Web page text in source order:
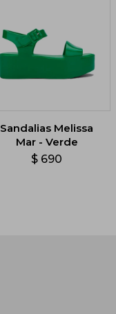
Sandalias Melissa
Mar - Verde
$ 690